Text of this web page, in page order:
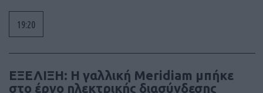
19:20
ΕΞΕΛΙΞΗ: Η γαλλική Meridiam μπήκε
στο έργο ηλεκτρικής διασύνδεσης